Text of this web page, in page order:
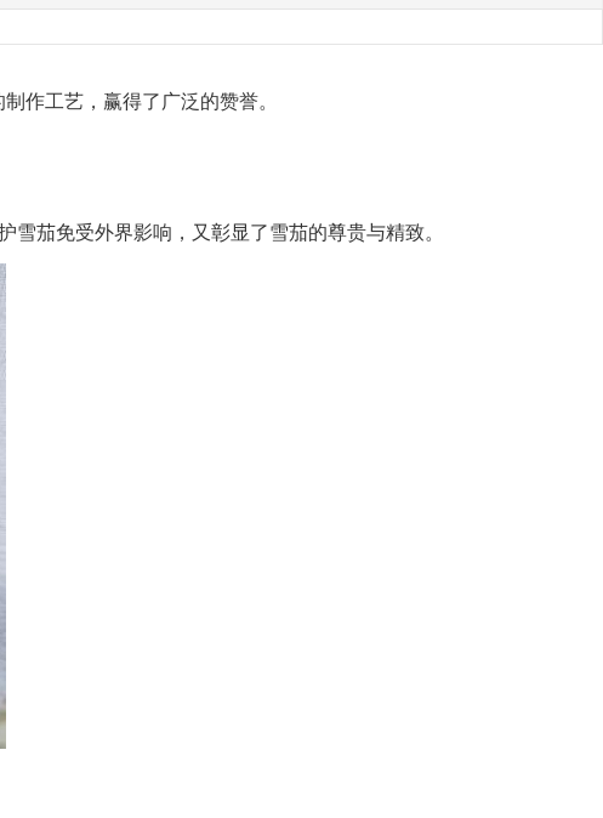
作工艺，赢得了广泛的赞誉。
茄免受外界影响，又彰显了雪茄的尊贵与精致。